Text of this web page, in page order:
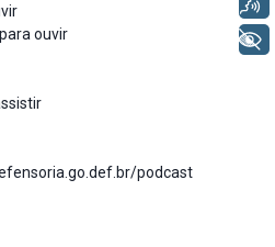
ouvir
podcast